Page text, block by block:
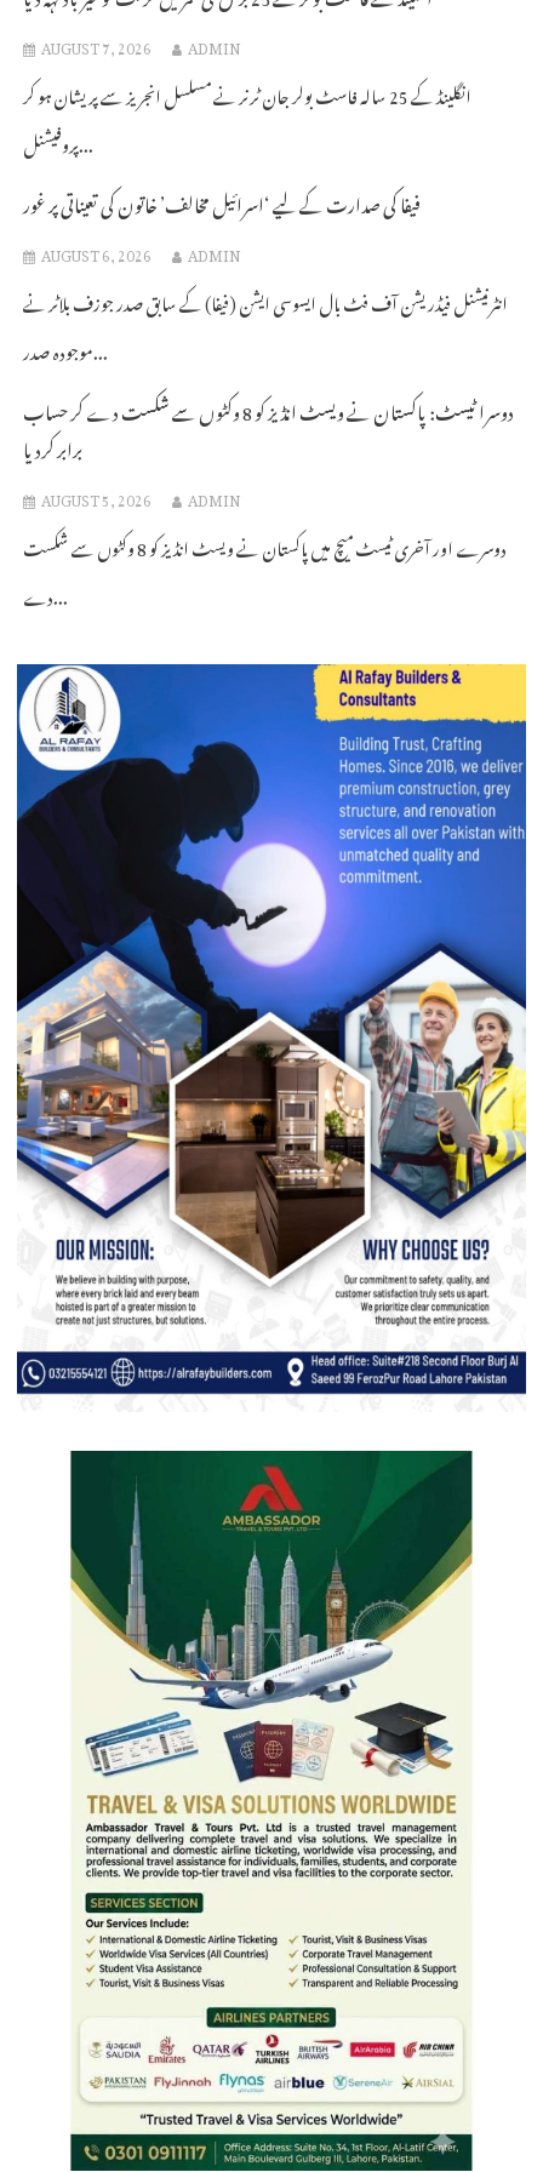
AUGUST 7, 2026 ADMIN
انگلینڈ کے 25 سالہ فاسٹ بولر جان ٹرنر نے مسلسل انجریز سے پریشان ہو کر
پروفیشنل...
فیفا کی صدارت کے لیے ‘اسرائیل مخالف’ خاتون کی تعیناتی پر غور
AUGUST 6, 2026 ADMIN
انٹرنیشنل فیڈریشن آف فٹ بال ایسوسی ایشن (فیفا) کے سابق صدر جوزف بلاٹر نے
موجودہ صدر...
دوسرا ٹیسٹ: پاکستان نے ویسٹ انڈیز کو 8 وکٹوں سے شکست دے کر حساب
برابر کردیا
AUGUST 5, 2026 ADMIN
دوسرے اور آخری ٹیسٹ میچ میں پاکستان نے ویسٹ انڈیز کو 8 وکٹوں سے شکست
دے...